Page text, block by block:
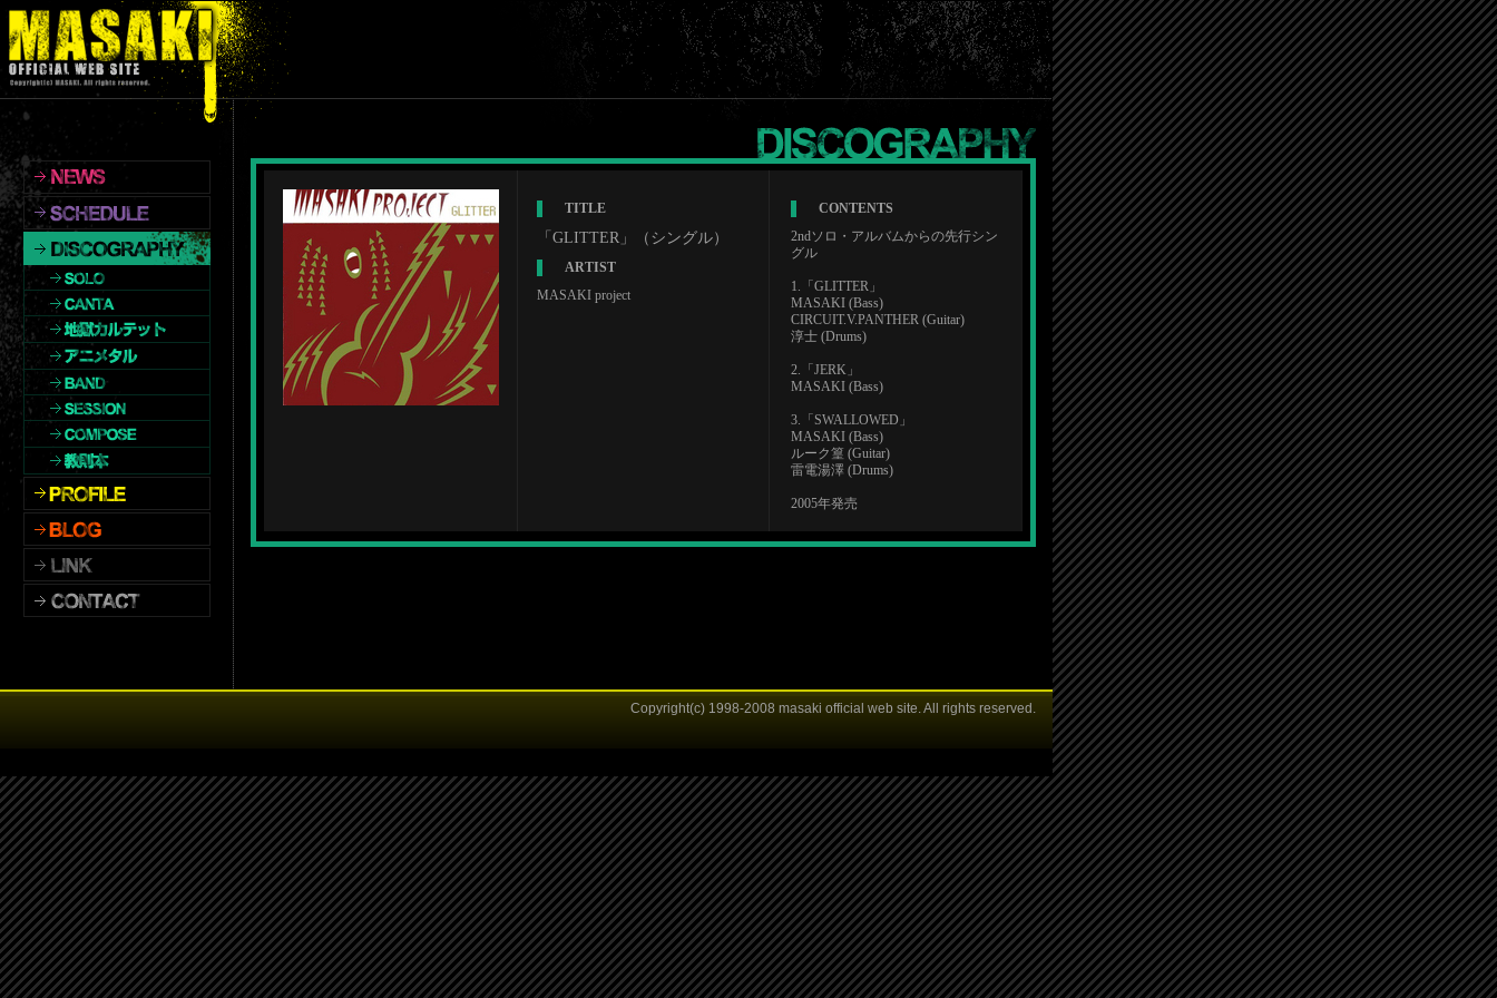
TITLE
「GLITTER」（シングル）
ARTIST
MASAKI project
CONTENTS
2ndソロ・アルバムからの先行シン
グル
1.「GLITTER」
MASAKI (Bass)
CIRCUIT.V.PANTHER (Guitar)
淳士 (Drums)
2.「JERK」
MASAKI (Bass)
3.「SWALLOWED」
MASAKI (Bass)
ルーク篁 (Guitar)
雷電湯澤 (Drums)
2005年発売
Copyright(c) 1998-2008 masaki official web site. All rights reserved.